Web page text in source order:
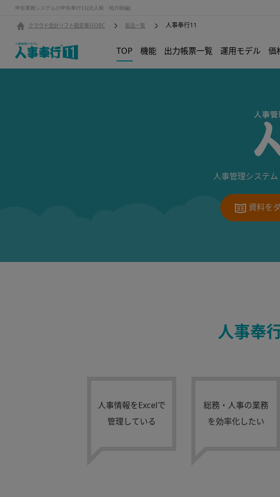
申告業務システムの申告奉行11[法人税・地方税編]
クラウド会計ソフト勘定奉行OBC 製品一覧 人事奉行11
TOP 機能 出力帳票一覧 運用モデル 価
人事管理システ
資料を
人事奉
人事情報をExcelで
管理している
総務・人事の業務
を効率化したい